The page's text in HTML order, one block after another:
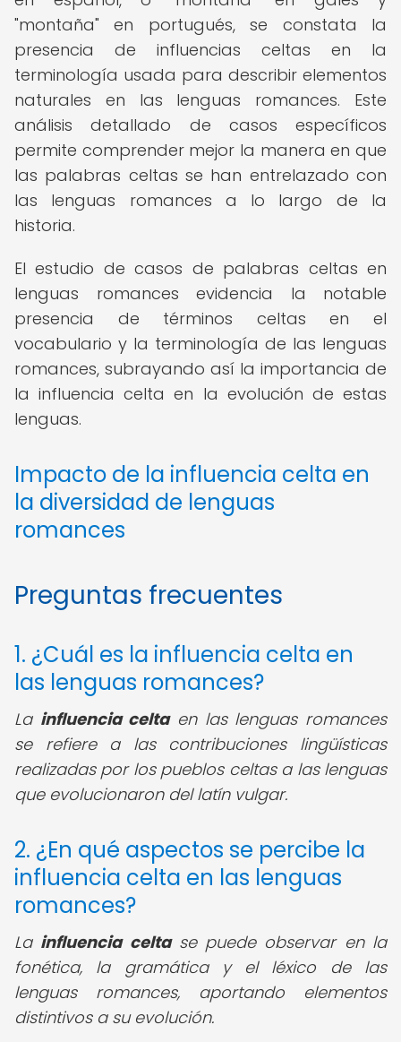
"montaña" en portugués, se constata la
presencia de influencias celtas en la
terminología usada para describir elementos
naturales en las lenguas romances. Este
análisis detallado de casos específicos
permite comprender mejor la manera en que
las palabras celtas se han entrelazado con
las lenguas romances a lo largo de la
historia.
El estudio de casos de palabras celtas en
lenguas romances evidencia la notable
presencia de términos celtas en el
vocabulario y la terminología de las lenguas
romances, subrayando así la importancia de
la influencia celta en la evolución de estas
lenguas.
Impacto de la influencia celta en
la diversidad de lenguas
romances
Preguntas frecuentes
1. ¿Cuál es la influencia celta en
las lenguas romances?
La influencia celtaen las lenguas romances
se refiere a las contribuciones lingüísticas
realizadas por los pueblos celtas a las lenguas
que evolucionaron del latín vulgar.
2. ¿En qué aspectos se percibe la
influencia celta en las lenguas
romances?
La influencia celtase puede observar en la
fonética, la gramática y el léxico de las
lenguas romances, aportando elementos
distintivos a su evolución.